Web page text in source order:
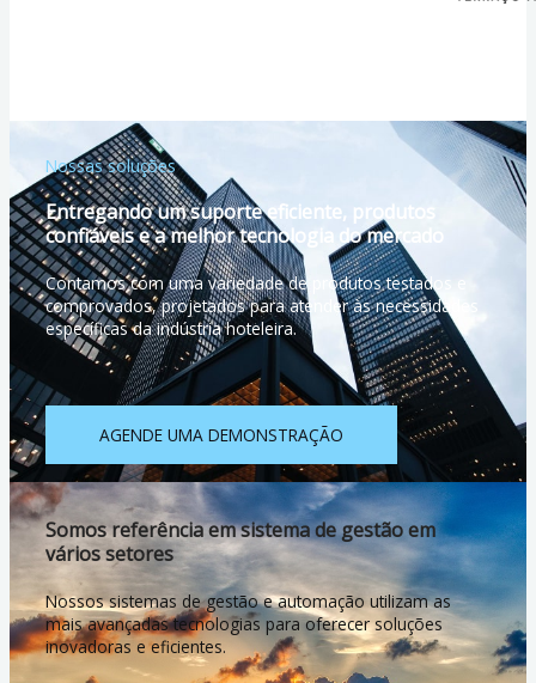
Nossas soluções
Entregando um suporte eficiente, produtos
confiáveis e a melhor tecnologia do mercado
Contamos com uma variedade de produtos testados e
comprovados, projetados para atender às necessidades
específicas da indústria hoteleira.
AGENDE UMA DEMONSTRAÇÃO
Somos referência em sistema de gestão em
vários setores
Nossos sistemas de gestão e automação utilizam as
mais avançadas tecnologias para oferecer soluções
inovadoras e eficientes.